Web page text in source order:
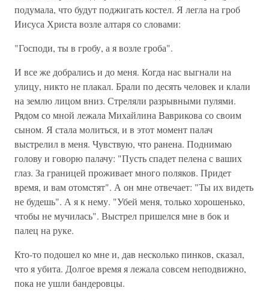
подумала, что будут поджигать костел. Я легла на гроб
Иисуса Христа возле алтаря со словами:
"Господи, ты в гробу, а я возле гроба".
И все же добрались и до меня. Когда нас выгнали на
улицу, никто не плакал. Брали по десять человек и клали
на землю лицом вниз. Стреляли разрывными пулями.
Рядом со мной лежала Михайлина Ваврикова со своим
сыном. Я стала молиться, и в этот момент палач
выстрелил в меня. Чувствую, что ранена. Поднимаю
голову и говорю палачу: "Пусть спадет пелена с ваших
глаз. За границей проживает много поляков. Придет
время, и вам отомстят". А он мне отвечает: "Ты их видеть
не будешь". А я к нему. "Убей меня, только хорошенько,
чтобы не мучилась". Выстрел пришелся мне в бок и
палец на руке.
Кто-то подошел ко мне и, дав несколько пинков, сказал,
что я убита. Долгое время я лежала совсем неподвижно,
пока не ушли бандеровцы.